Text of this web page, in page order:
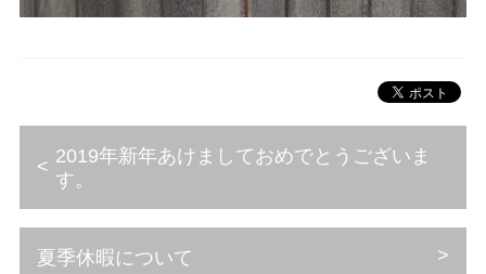
2019年新年あけましておめでとうございま
す。
夏季休暇について